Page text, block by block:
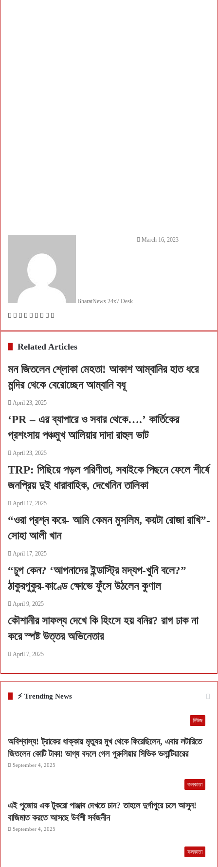
BharatNews 24x7 Desk
March 16, 2023
Facebook
Twitter
LinkedIn
Tumblr
Pinterest
Reddit
VKontakte
Share
Related Articles
মন জিতলেন শ্লোকা মেহতা! আকাশ আম্বানির হাত ধরে
মন্দির থেকে বেরোচ্ছেন আম্বানি বধূ
April 23, 2025
‘PR – এর ব্যাপারে ও সবার থেকে….’ কার্তিকের
প্রশংসায় পঞ্চমুখ আলিয়ার দাদা রাহুল ভাট
April 23, 2025
TRP: পিছিয়ে পড়ল পরিণীতা, সবাইকে পিছনে ফেলে শীর্ষে
জনপ্রিয় দুই ধারাবাহিক, দেখেনিন তালিকা
April 17, 2025
“ওরা প্রশ্ন করে- আমি কেমন মুসলিম, কয়টা রোজা রাখি”-
সোহা আলী খান
April 17, 2025
“চুপ কেন? ‘আপনাদের ইন্ডাস্ট্রি মদ্যপ-খুনি বলে?”
ঠাকুরপুকুর-কাণ্ডে ক্ষোভে ফুঁসে উঠলেন কুণাল
April 9, 2025
কৌশানীর সাফল্য দেখে কি হিংসে হয় বনির? রাগ ঢাক না
করে স্পষ্ট উত্তর অভিনেতার
April 7, 2025
⚡ Trending News
নিউজ
অবিশ্বাস্য! ট্রাকের ধাক্কায় মৃত্যুর মুখ থেকে ফিরেছিলেন, এবার লটারিতে
জিতলেন কোটি টাকা! ভাগ্য বদলে গেল পুরুলিয়ার সিভিক ভলান্টিয়ারের
September 4, 2025
কলকাতা
এই পুজোয় এক টুকরো পাঞ্জাব দেখতে চান? তাহলে দুর্গাপুরে চলে আসুন!
বাজিমাত করতে আসছে উর্বশী সর্বজনীন
September 4, 2025
কলকাতা